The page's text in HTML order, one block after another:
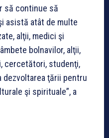
să continue să
asistă atât de multe
alţii, medici şi
bolnavilor, alţii,
cercetători, studenţi,
dezvoltarea ţării pentru
şi spirituale”, a